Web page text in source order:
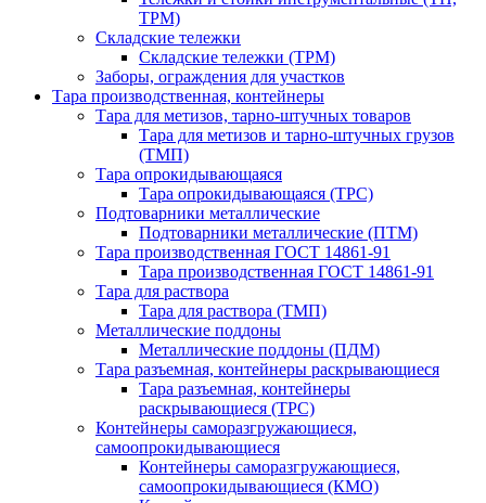
ТРМ)
Складские тележки
Складские тележки (ТРМ)
Заборы, ограждения для участков
Тара производственная, контейнеры
Тара для метизов, тарно-штучных товаров
Тара для метизов и тарно-штучных грузов
(ТМП)
Тара опрокидывающаяся
Тара опрокидывающаяся (ТРС)
Подтоварники металлические
Подтоварники металлические (ПТМ)
Тара производственная ГОСТ 14861-91
Тара производственная ГОСТ 14861-91
Тара для раствора
Тара для раствора (ТМП)
Металлические поддоны
Металлические поддоны (ПДМ)
Тара разъемная, контейнеры раскрывающиеся
Тара разъемная, контейнеры
раскрывающиеся (ТРС)
Контейнеры саморазгружающиеся,
самоопрокидывающиеся
Контейнеры саморазгружающиеся,
самоопрокидывающиеся (КМО)